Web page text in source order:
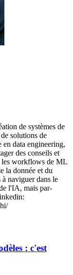
de systèmes de
solutions de
data engineering,
des conseils et
les workflows de ML
la donnée et du
naviguer dans le
l'IA, mais par-
: c'est